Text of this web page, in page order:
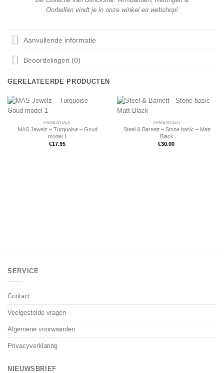
Oorbellen vindt je in onze winkel en webshop!
Aanvullende informatie
Beoordelingen (0)
GERELATEERDE PRODUCTEN
ARMBANDEN
MAS Jewelz – Turquoise – Goud
model 1
€17.95
ARMBANDEN
Steel & Barnett – Stone basic – Matt
Black
€30.00
SERVICE
Contact
Veelgestelde vragen
Algemene voorwaarden
Privacyverklaring
NIEUWSBRIEF